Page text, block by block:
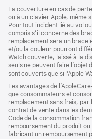
La couverture en cas de
ou à un clavier Apple, même
Pour tout incident lié au vol
compris s’il concerne des
remplacement sera un
et/ou la couleur pourront
Watch couverte, laissé à la
seuls ne peuvent faire l’objet
sont couverts que si l’Apple
Les avan­tages de
que consommateurs et
rempla­cement sans frais, par
contrat de vente dans les
Code de la consom­mation
rembour­sement du produit
fabricant un rembour­sement